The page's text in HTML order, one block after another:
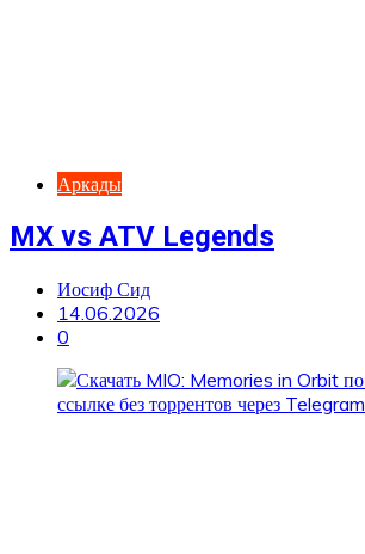
Аркады
MX vs ATV Legends
Иосиф Сид
14.06.2026
0